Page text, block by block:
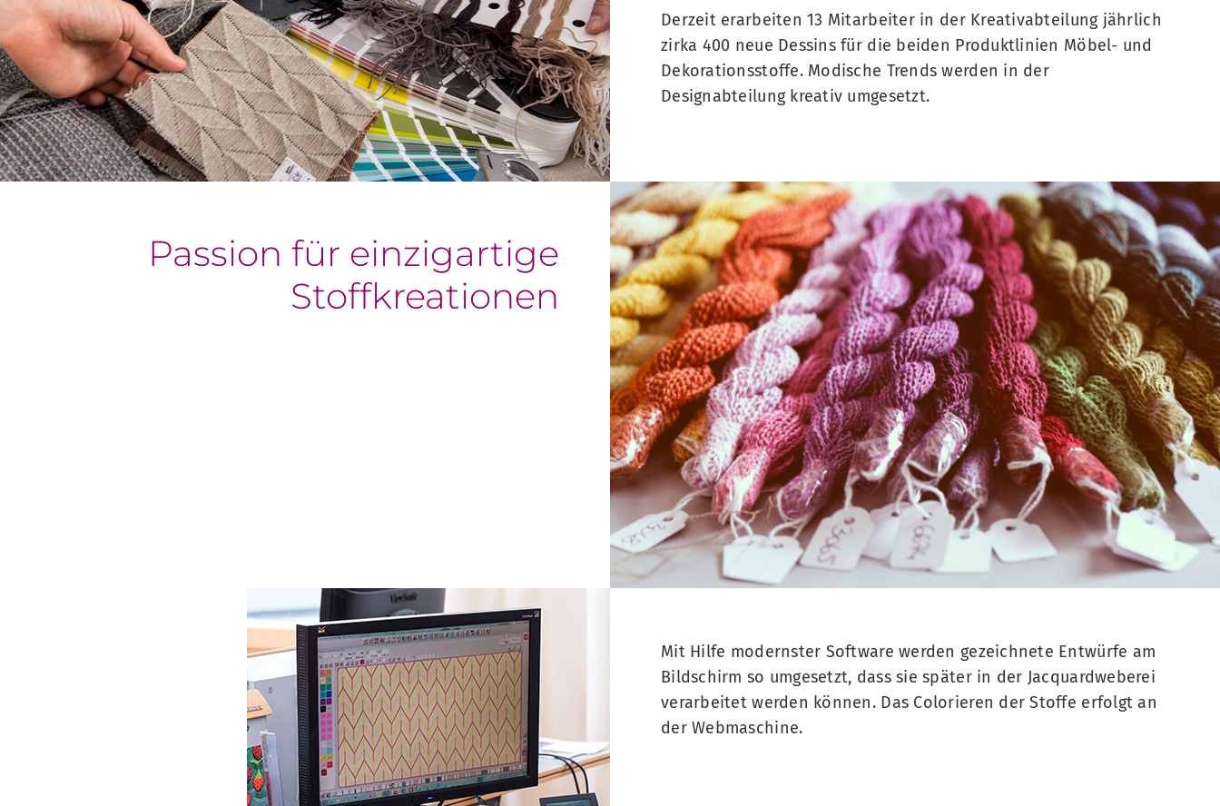
Derzeit erarbeiten 13 Mitarbeiter in der Kreativabteilung jährlich
zirka 400 neue Dessins für die beiden Produktlinien Möbel- und
Dekorationsstoffe. Modische Trends werden in der
Designabteilung kreativ umgesetzt.
Passion für einzigartige
Stoffkreationen
Mit Hilfe modernster Software werden gezeichnete Entwürfe am
Bildschirm so umgesetzt, dass sie später in der Jacquardweberei
verarbeitet werden können. Das Colorieren der Stoffe erfolgt an
der Webmaschine.